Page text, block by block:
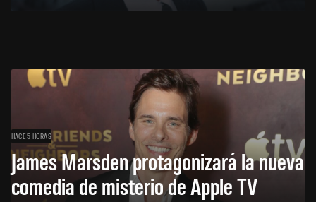
HACE 5 HORAS
James Marsden protagonizará la nueva
comedia de misterio de Apple TV